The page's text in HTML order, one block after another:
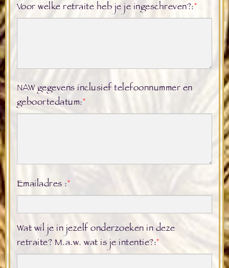
Voor welke retraite heb je je ingeschreven?:*
NAW gegevens inclusief telefoonnummer en
geboortedatum:*
Emailadres :*
Wat wil je in jezelf onderzoeken in deze
retraite? M.a.w. wat is je intentie?:*